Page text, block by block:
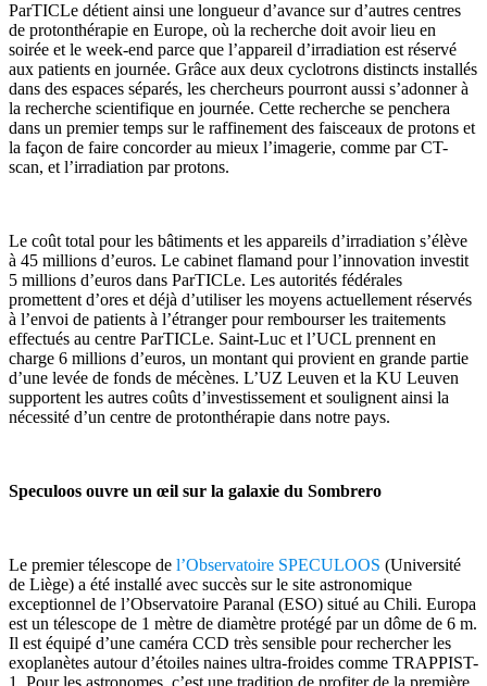
ParTICLe détient ainsi une longueur d’avance sur d’autres centres
de protonthérapie en Europe, où la recherche doit avoir lieu en
soirée et le week-end parce que l’appareil d’irradiation est réservé
aux patients en journée. Grâce aux deux cyclotrons distincts installés
dans des espaces séparés, les chercheurs pourront aussi s’adonner à
la recherche scientifique en journée. Cette recherche se penchera
dans un premier temps sur le raffinement des faisceaux de protons et
la façon de faire concorder au mieux l’imagerie, comme par CT-
scan, et l’irradiation par protons.
Le coût total pour les bâtiments et les appareils d’irradiation s’élève
à 45 millions d’euros. Le cabinet flamand pour l’innovation investit
5 millions d’euros dans ParTICLe. Les autorités fédérales
promettent d’ores et déjà d’utiliser les moyens actuellement réservés
à l’envoi de patients à l’étranger pour rembourser les traitements
effectués au centre ParTICLe. Saint-Luc et l’UCL prennent en
charge 6 millions d’euros, un montant qui provient en grande partie
d’une levée de fonds de mécènes. L’UZ Leuven et la KU Leuven
supportent les autres coûts d’investissement et soulignent ainsi la
nécessité d’un centre de protonthérapie dans notre pays.
Speculoos ouvre un œil sur la galaxie du Sombrero
Le premier télescope de l’Observatoire SPECULOOS (Université
de Liège) a été installé avec succès sur le site astronomique
exceptionnel de l’Observatoire Paranal (ESO) situé au Chili. Europa
est un télescope de 1 mètre de diamètre protégé par un dôme de 6 m.
Il est équipé d’une caméra CCD très sensible pour rechercher les
exoplanètes autour d’étoiles naines ultra-froides comme TRAPPIST-
1. Pour les astronomes, c’est une tradition de profiter de la première